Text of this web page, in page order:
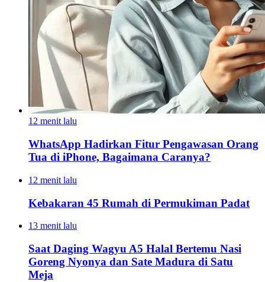
12 menit lalu
WhatsApp Hadirkan Fitur Pengawasan Orang
Tua di iPhone, Bagaimana Caranya?
12 menit lalu
Kebakaran 45 Rumah di Permukiman Padat
13 menit lalu
Saat Daging Wagyu A5 Halal Bertemu Nasi
Goreng Nyonya dan Sate Madura di Satu
Meja